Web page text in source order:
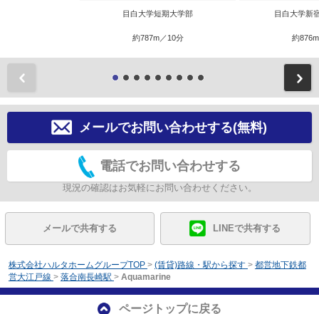
目白大学短期大学部
約787m／10分
目白大学新
約
メールでお問い合わせする(無料)
電話でお問い合わせする
現況の確認はお気軽にお問い合わせください。
メールで共有する LINEで共有する
株式会社ハルタホームグループTOP > (賃貸)路線・駅から探す > 都営地下鉄都
営大江戸線 > 落合南長崎駅 > Aquamarine
ページトップに戻る